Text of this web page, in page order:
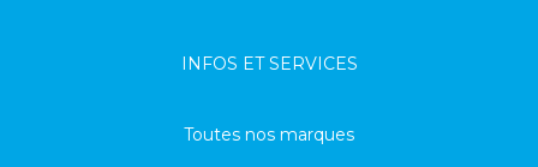
INFOS ET SERVICES
Toutes nos marques